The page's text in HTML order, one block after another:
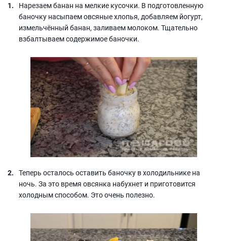
Нарезаем банан на мелкие кусочки. В подготовленную
баночку насыпаем овсяные хлопья, добавляем йогурт,
измельчённый банан, заливаем молоком. Тщательно
взбалтываем содержимое баночки.
Теперь осталось оставить баночку в холодильнике на
ночь. За это время овсянка набухнет и приготовится
холодным способом. Это очень полезно.